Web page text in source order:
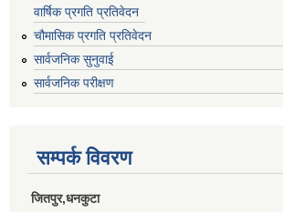
वार्षिक प्रगति प्रतिवेदन
चौमासिक प्रगति प्रतिवेदन
सार्वजनिक सुनुवाई
सार्वजनिक परीक्षण
सम्पर्क विवरण
जितपुर,धनकुटा